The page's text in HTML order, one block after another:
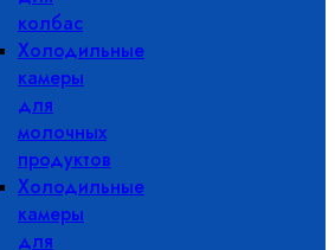
колбас
Холодильные
камеры
для
молочных
продуктов
Холодильные
камеры
для